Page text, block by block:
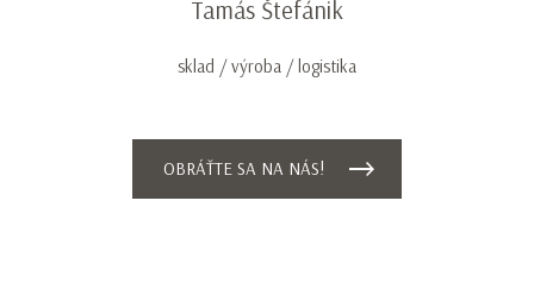
Tamás Štefánik
sklad / výroba / logistika
OBRÁŤTE SA NA NÁS!